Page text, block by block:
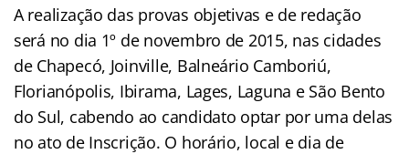
A realização das provas objetivas e de redação
será no dia 1º de novembro de 2015, nas cidades
de Chapecó, Joinville, Balneário Camboriú,
Florianópolis, Ibirama, Lages, Laguna e São Bento
do Sul, cabendo ao candidato optar por uma delas
no ato de Inscrição. O horário, local e dia de